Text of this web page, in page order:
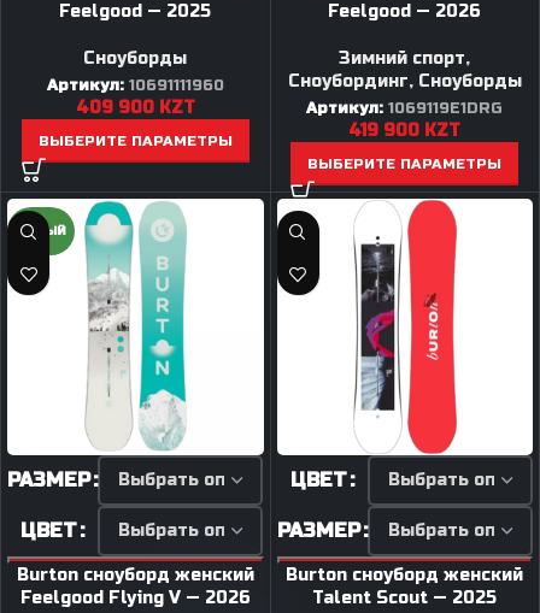
Feelgood — 2025
Сноуборды
Артикул: 10691111960
409 900 KZT
ВЫБЕРИТЕ ПАРАМЕТРЫ
Feelgood — 2026
Зимний спорт,
Сноубординг, Сноуборды
Артикул:1069119E1DRG
419 900 KZT
ВЫБЕРИТЕ ПАРАМЕТРЫ
НОВЫЙ
РАЗМЕР
ЦВЕТ
Burton сноуборд женский
Feelgood Flying V — 2026
ЦВЕТ
РАЗМЕР
Burton сноуборд женский
Talent Scout — 2025